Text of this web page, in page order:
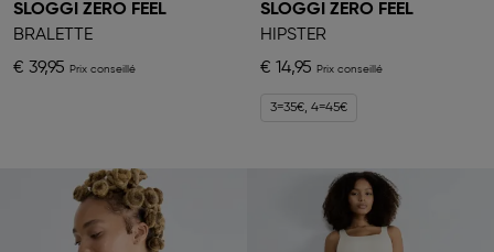
SLOGGI ZERO FEEL
BRALETTE
€ 39,95
SLOGGI ZERO FEEL
HIPSTER
€ 14,95
3=35€, 4=45€